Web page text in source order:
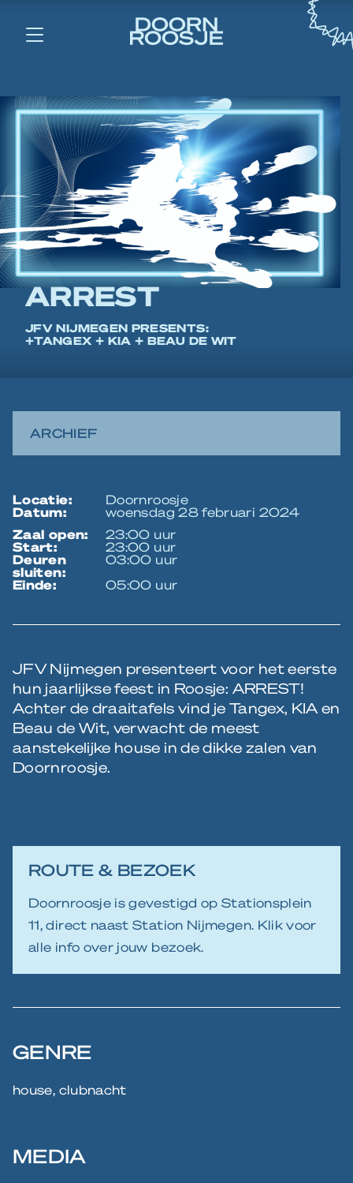
ARREST
JFV NIJMEGEN PRESENTS:
+TANGEX + KIA + BEAU DE WIT
ARCHIEF
locatie: Doornroosje
datum:
woensdag 28 februari 2024
zaal open:
23:00 uur
start: 23:00 uur
deuren
sluiten:
03:00 uur
einde:
05:00 uur
JFV Nijmegen presenteert voor het eerste
hun jaarlijkse feest in Roosje: ARREST!
Achter de draaitafels vind je Tangex, KIA en
Beau de Wit, verwacht de meest
aanstekelijke house in de dikke zalen van
Doornroosje.
ROUTE & BEZOEK
Doornroosje is gevestigd op Stationsplein
11, direct naast Station Nijmegen. Klik voor
alle info over jouw bezoek.
GENRE
house, clubnacht
MEDIA